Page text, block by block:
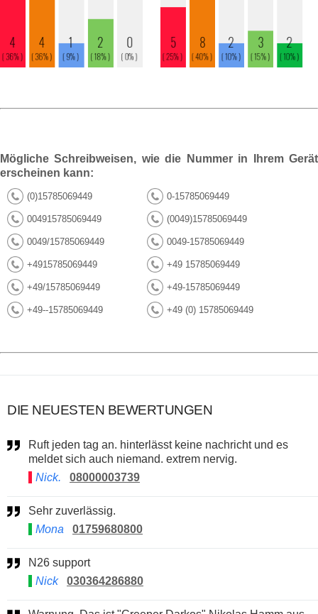
Mögliche Schreibweisen, wie die Nummer in Ihrem Gerät
erscheinen kann:
(0)15785069449 0-15785069449
004915785069449 (0049)15785069449
0049/15785069449 0049-15785069449
+4915785069449 +49 15785069449
+49/15785069449 +49-15785069449
+49--15785069449 +49 (0) 15785069449
DIE NEUESTEN BEWERTUNGEN
Ruft jeden tag an. hinterlässt keine nachricht und es
meldet sich auch niemand. extrem nervig.
Nick.
08000003739
Sehr zuverlässig.
Mona
01759680800
N26 support
Nick
030364286880